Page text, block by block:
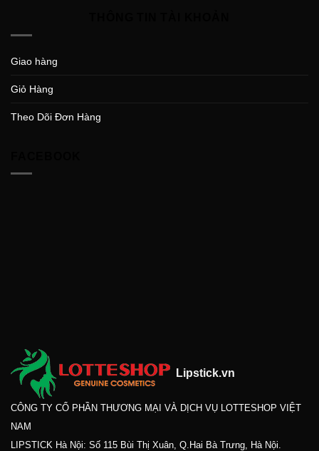
Giao hàng
Giỏ Hàng
Theo Dõi Đơn Hàng
Lipstick.vn
CÔNG TY CỔ PHẦN THƯƠNG MẠI VÀ DỊCH VỤ LOTTESHOP VIỆT
NAM
LIPSTICK Hà Nội: Số 115 Bùi Thị Xuân, Q.Hai Bà Trưng, Hà Nội.